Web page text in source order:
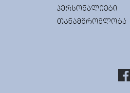
ᲞᲔᲠᲡᲝᲜᲐᲚᲘᲔᲑᲘ
ᲗᲐᲜᲐᲛᲨᲠᲝᲛᲚᲝᲑᲐ